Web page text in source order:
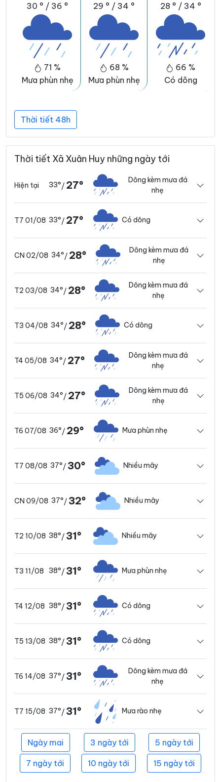
30 ° / 36 °
71 %
Mưa phùn nhẹ
29 ° / 34 °
68 %
Mưa phùn nhẹ
28 ° / 34 °
66 %
Có dông
Thời tiết 48h
Thời tiết Xã Xuân Huy những ngày tới
Hiện tại 33°/ 27°
Dông kèm mưa đá
nhẹ
T7 01/08 33°/ 27° Có dông
CN 02/08 34°/ 28°
Dông kèm mưa đá
nhẹ
T2 03/08 34°/ 28°
Dông kèm mưa đá
nhẹ
T3 04/08 34°/ 28° Có dông
T4 05/08 34°/ 27°
Dông kèm mưa đá
nhẹ
T5 06/08 34°/ 27°
Dông kèm mưa đá
nhẹ
T6 07/08 36°/ 29° Mưa phùn nhẹ
T7 08/08 37°/30° Nhiều mây
CN 09/08 37°/32° Nhiều mây
T2 10/08 38°/31° Nhiều mây
T3 11/08 38°/31° Mưa phùn nhẹ
T4 12/08 38°/31° Có dông
T5 13/08 38°/31° Có dông
T6 14/08 37°/31°
Dông kèm mưa đá
nhẹ
T7 15/08 37°/31° Mưa rào nhẹ
Ngày mai 3 ngày tới 5 ngày tới
7 ngày tới 10 ngày tới 15 ngày tới